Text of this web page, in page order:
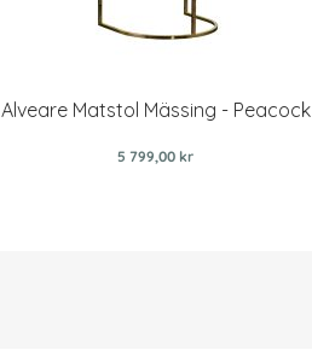
Alveare Matstol Mässing - Peacock
5 799,00 kr